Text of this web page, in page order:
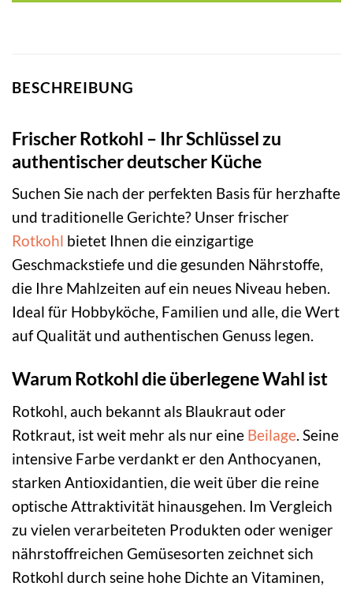
BESCHREIBUNG
Frischer Rotkohl – Ihr Schlüssel zu
authentischer deutscher Küche
Suchen Sie nach der perfekten Basis für herzhafte
und traditionelle Gerichte? Unser frischer
Rotkohl bietet Ihnen die einzigartige
Geschmackstiefe und die gesunden Nährstoffe,
die Ihre Mahlzeiten auf ein neues Niveau heben.
Ideal für Hobbyköche, Familien und alle, die Wert
auf Qualität und authentischen Genuss legen.
Warum Rotkohl die überlegene Wahl ist
Rotkohl, auch bekannt als Blaukraut oder
Rotkraut, ist weit mehr als nur eine Beilage . Seine
intensive Farbe verdankt er den Anthocyanen,
starken Antioxidantien, die weit über die reine
optische Attraktivität hinausgehen. Im Vergleich
zu vielen verarbeiteten Produkten oder weniger
nährstoffreichen Gemüsesorten zeichnet sich
Rotkohl durch seine hohe Dichte an Vitaminen,